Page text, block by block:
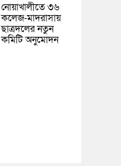
নোয়াখালীতে ৩৬
কলেজ-মাদরাসায়
ছাত্রদলের নতুন
কমিটি অনুমোদন